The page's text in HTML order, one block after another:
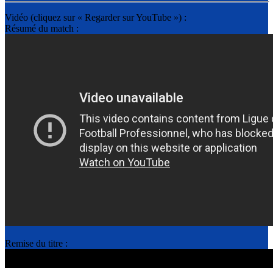
Vidéo (cliquez sur « Regarder sur YouTube ») :
Résumé du match :
Remise du titre :